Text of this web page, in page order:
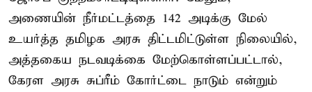
அணையின் நீர்மட்டத்தை 142 அடிக்கு மேல்
உயர்த்த தமிழக அரசு திட்டமிட்டுள்ள நிலையில்,
அத்தகைய நடவடிக்கை மேற்கொள்ளப்பட்டால்,
கேரள அரசு சுப்ரீம் கோர்ட்டை நாடும் என்றும்